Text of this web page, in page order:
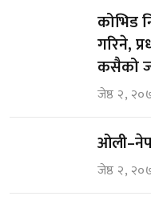
कोभिड
गरिने,
कसैको
जेष्ठ २,
जेष्ठ २,